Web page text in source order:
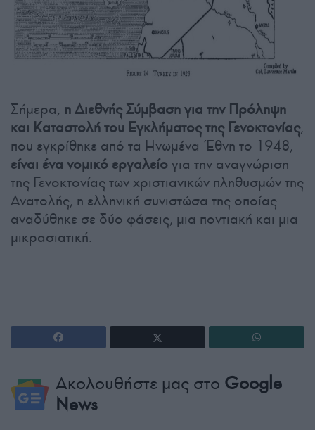
Σήμερα, η Διεθνής Σύμβαση για την Πρόληψη
και Καταστολή του Εγκλήματος της Γενοκτονίας,
που εγκρίθηκε από τα Ηνωμένα Έθνη το 1948,
είναι ένα νομικό εργαλείογια την αναγνώριση
της Γενοκτονίας των χριστιανικών πληθυσμών της
Ανατολής, η ελληνική συνιστώσα της οποίας
αναδύθηκε σε δύο φάσεις, μια ποντιακή και μια
μικρασιατική.
Ακολουθήστε μας στο Google
News